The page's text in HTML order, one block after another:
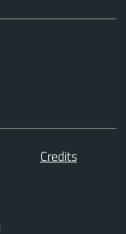
Credits